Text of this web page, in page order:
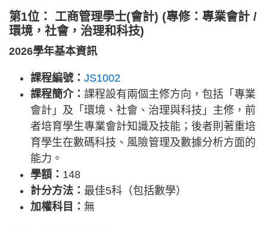
第1位： 工商管理學士(會計) (專修：專業會計 /
環境，社會，治理和科技)
2026學年基本資訊
課程編號： JS1002
課程簡介： 課程設有兩個主修方向，包括「專業
會計」及「環境、社會、治理與科技」主修，前
者培育學生專業會計知識及技能；後者則著重培
育學生在數碼科技、風險管理及數據分析方面的
能力。
學額： 148
計分方法： 最佳5科（包括數學）
加權科目： 無